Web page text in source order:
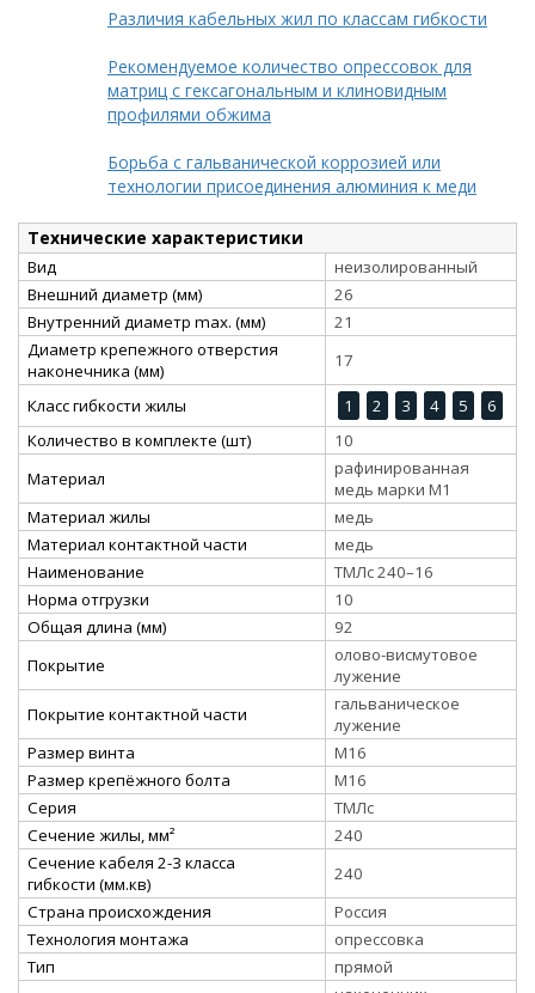
Различия кабельных жил по классам гибкости
Рекомендуемое количество опрессовок для
матриц с гексагональным и клиновидным
профилями обжима
Борьба с гальванической коррозией или
технологии присоединения алюминия к меди
Технические характеристики
Вид
неизолированный
Внешний диаметр (мм)
26
Внутренний диаметр max. (мм)
21
Диаметр крепежного отверстия
наконечника (мм)
17
Класс гибкости жилы 1 2 3 4 5
6
Количество в комплекте (шт)
10
Материал
рафинированная
медь марки М1
Материал жилы
медь
Материал контактной части
медь
Наименование
ТМЛс 240–16
Норма отгрузки
10
Общая длина (мм)
92
Покрытие
олово-висмутовое
лужение
Покрытие контактной части
гальваническое
лужение
Размер винта
М16
Размер крепёжного болта
М16
Серия
ТМЛс
Сечение жилы, мм²
240
Сечение кабеля 2-3 класса
гибкости (мм.кв)
240
Страна происхождения
Россия
Технология монтажа
опрессовка
Тип
прямой